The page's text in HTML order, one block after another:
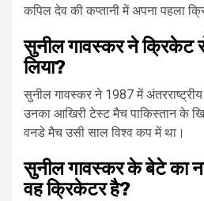
कपिल देव की कप्तानी में अपना पहला
सुनील गावस्कर ने क्रिकेट
लिया?
सुनील गावस्कर ने 1987 में
उनका आखिरी टेस्ट मैच पाकिस्तान के
वनडे मैच उसी साल विश्व कप में था।
सुनील गावस्कर के बेटे का
वह क्रिकेटर है?